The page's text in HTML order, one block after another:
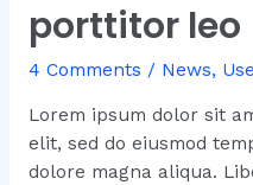
porttitor leo
4 Comments / News,
Lorem ipsum dolor sit
elit, sed do eiusmod
dolore magna aliqua.